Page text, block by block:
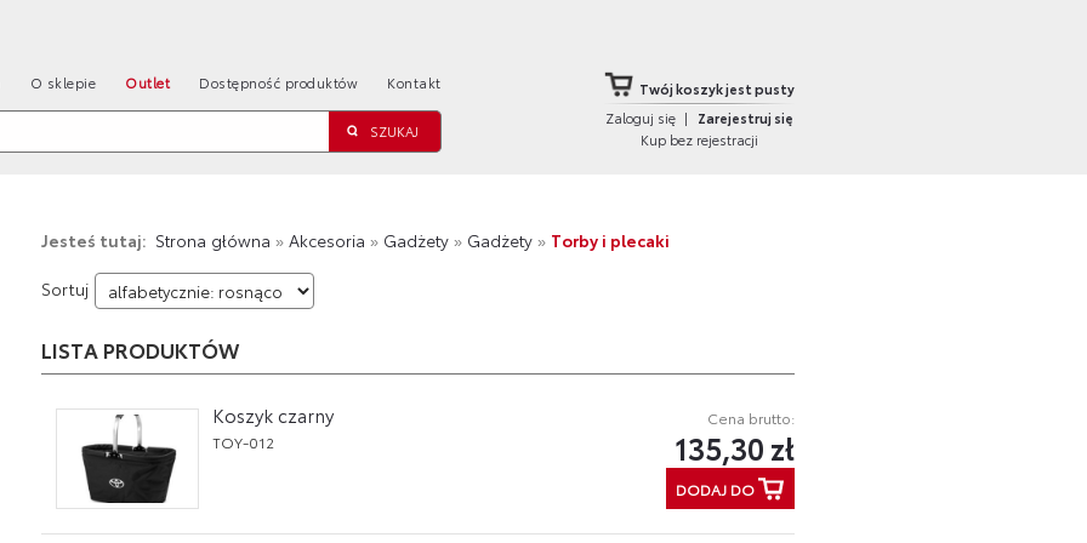
O sklepie Outlet Dostępność produktów Kontakt
Twój koszyk jest pusty
Zaloguj się |
Zarejestruj się
Kup bez rejestracji
Jesteś tutaj: Strona główna »Akcesoria » Gadżety » Gadżety » Torby i plecaki
Sortuj
LISTA PRODUKTÓW
Koszyk czarny
TOY-012
Cena brutto:
135,30 zł
DODAJ DO